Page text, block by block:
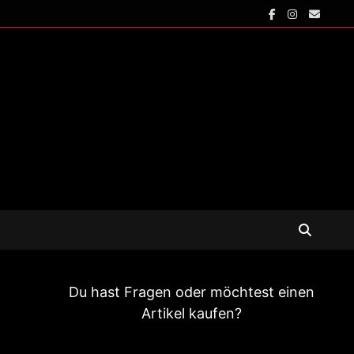
Du hast Fragen oder möchtest einen
Artikel kaufen?